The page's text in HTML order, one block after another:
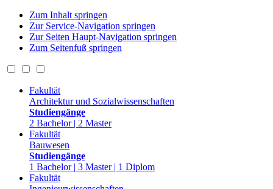
Zum Inhalt springen
Zur Service-Navigation springen
Zur Seiten Haupt-Navigation springen
Zum Seitenfuß springen
Fakultät
Architektur und Sozialwissenschaften
Studiengänge
2 Bachelor | 2 Master
Fakultät
Bauwesen
Studiengänge
1 Bachelor | 3 Master | 1 Diplom
Fakultät